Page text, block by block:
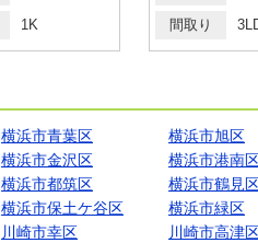
1K 間取り
横浜市青葉区
横浜市旭区
横浜市金沢区
横浜市港南
横浜市都筑区
横浜市鶴見
横浜市保土ケ谷区
横浜市緑区
川崎市幸区
川崎市高津